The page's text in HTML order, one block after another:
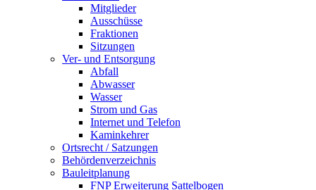
Mitglieder
Ausschüsse
Fraktionen
Sitzungen
Ver- und Entsorgung
Abfall
Abwasser
Wasser
Strom und Gas
Internet und Telefon
Kaminkehrer
Ortsrecht / Satzungen
Behördenverzeichnis
Bauleitplanung
FNP Erweiterung Sattelbogen